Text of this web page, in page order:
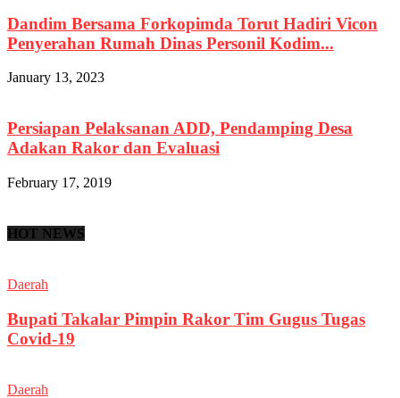
Dandim Bersama Forkopimda Torut Hadiri Vicon
Penyerahan Rumah Dinas Personil Kodim...
January 13, 2023
Persiapan Pelaksanan ADD, Pendamping Desa
Adakan Rakor dan Evaluasi
February 17, 2019
HOT NEWS
Daerah
Bupati Takalar Pimpin Rakor Tim Gugus Tugas
Covid-19
Daerah